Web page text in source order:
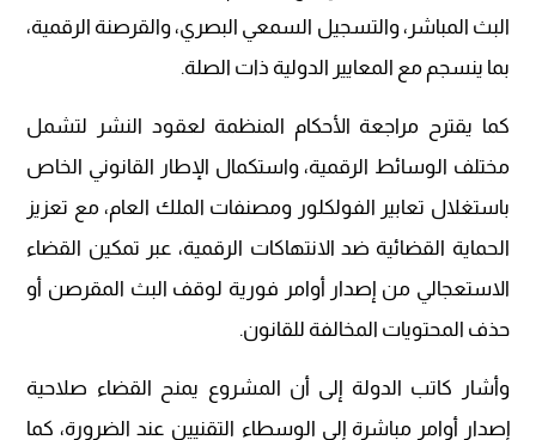
البث المباشر، والتسجيل السمعي البصري، والقرصنة الرقمية،
بما ينسجم مع المعايير الدولية ذات الصلة.
كما يقترح مراجعة الأحكام المنظمة لعقود النشر لتشمل
مختلف الوسائط الرقمية، واستكمال الإطار القانوني الخاص
باستغلال تعابير الفولكلور ومصنفات الملك العام، مع تعزيز
الحماية القضائية ضد الانتهاكات الرقمية، عبر تمكين القضاء
الاستعجالي من إصدار أوامر فورية لوقف البث المقرصن أو
حذف المحتويات المخالفة للقانون.
وأشار كاتب الدولة إلى أن المشروع يمنح القضاء صلاحية
إصدار أوامر مباشرة إلى الوسطاء التقنيين عند الضرورة، كما